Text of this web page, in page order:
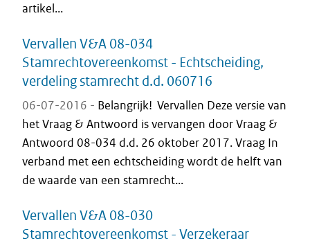
artikel...
Vervallen V&A 08-034
Stamrechtovereenkomst - Echtscheiding,
verdeling stamrecht d.d. 060716
06-07-2016 - Belangrijk! Vervallen Deze versie van
het Vraag & Antwoord is vervangen door Vraag &
Antwoord 08-034 d.d. 26 oktober 2017. Vraag In
verband met een echtscheiding wordt de helft van
de waarde van een stamrecht...
Vervallen V&A 08-030
Stamrechtovereenkomst - Verzekeraar